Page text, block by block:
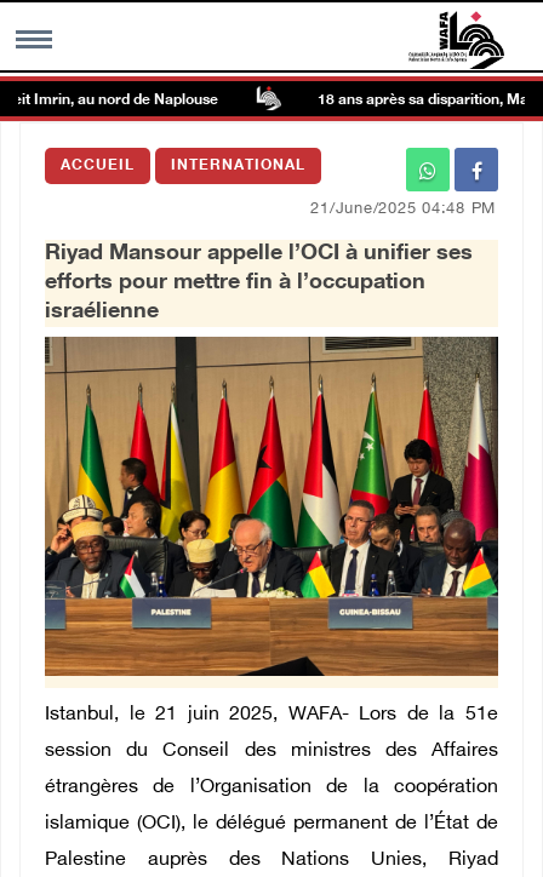
MENU
Galerie d’images
Centre palestinien
العربية
English
au nord de Naplouse 18 ans après sa disparition,
ACCUEIL INTERNATIONAL
21/June/2025 04:48 PM
Riyad Mansour appelle l’OCI à unifier ses
efforts pour mettre fin à l’occupation
israélienne
Istanbul, le 21 juin 2025, WAFA- Lors de la 51e
session du Conseil des ministres des Affaires
étrangères de l’Organisation de la coopération
islamique (OCI), le délégué permanent de l’État de
Palestine auprès des Nations Unies, Riyad